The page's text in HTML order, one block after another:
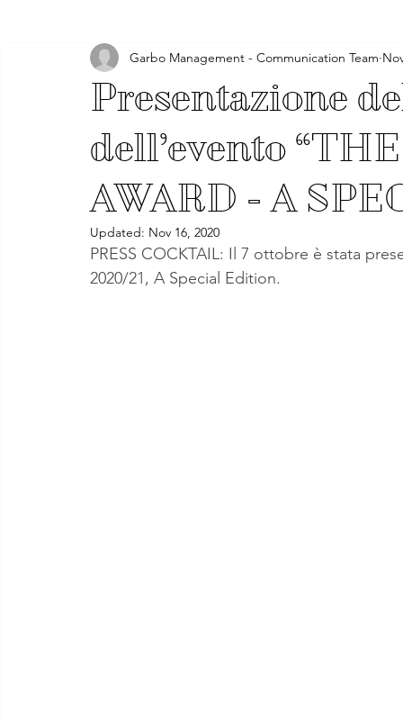
Presentazione
dell’evento
AWARD - A
Garbo Management - Communication Team
Updated: Nov 16, 2020
PRESS COCKTAIL: Il 7 ottobre è stata
2020/21, A Special Edition.